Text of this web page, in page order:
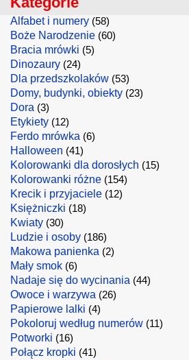
Alfabet i numery (58)
Boże Narodzenie (60)
Bracia mrówki (5)
Dinozaury (24)
Dla przedszkolaków (53)
Domy, budynki, obiekty (23)
Dora (3)
Etykiety (12)
Ferdo mrówka (6)
Halloween (41)
Kolorowanki dla dorosłych (15)
Kolorowanki różne (154)
Krecik i przyjaciele (12)
Księżniczki (18)
Kwiaty (30)
Ludzie i osoby (186)
Makowa panienka (2)
Mały smok (6)
Nadaje się do wycinania (44)
Owoce i warzywa (26)
Papierowe lalki (4)
Pokoloruj według numerów (11)
Potworki (16)
Połącz kropki (41)